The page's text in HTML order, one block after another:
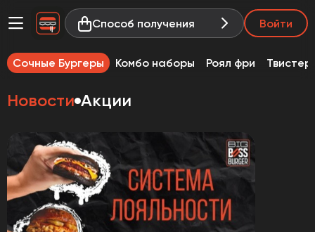
Способ получения Войти
Сочные Бургеры Комбо наборы Роял фри
Новости Акции